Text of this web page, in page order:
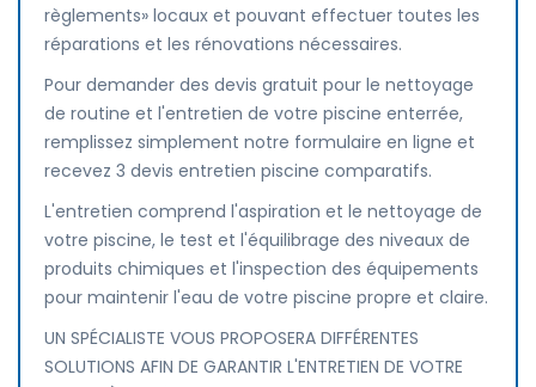
règlements» locaux et pouvant effectuer toutes les
réparations et les rénovations nécessaires.
Pour demander des devis gratuit pour le nettoyage
de routine et l'entretien de votre piscine enterrée,
remplissez simplement notre formulaire en ligne et
recevez 3 devis entretien piscine comparatifs.
L'entretien comprend l'aspiration et le nettoyage de
votre piscine, le test et l'équilibrage des niveaux de
produits chimiques et l'inspection des équipements
pour maintenir l'eau de votre piscine propre et claire.
UN SPÉCIALISTE VOUS PROPOSERA DIFFÉRENTES
SOLUTIONS AFIN DE GARANTIR L'ENTRETIEN DE VOTRE